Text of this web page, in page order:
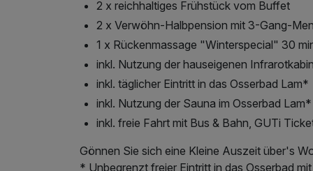
2 x reichhaltiges Frühstück vom Buffet
2 x Verwöhn-Halbpension mit 3-Gang-
1 x Rückenmassage "Winterspecial" 30
inkl. Nutzung der hauseigenen
inkl. täglicher Eintritt in das Osserbad Lam*
inkl. Nutzung der Sauna im Osserbad Lam*
inkl. freie Fahrt mit Bus & Bahn, GUTi
Gönnen Sie sich eine Kleine Auszeit über's
* Unbegrenzt freier Eintritt in das Osserbad